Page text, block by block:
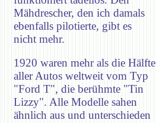
Mähdrescher, den ich damals
ebenfalls pilotierte, gibt es
nicht mehr.
1920 waren mehr als die Hälfte
aller Autos weltweit vom Typ
"Ford T", die berühmte "Tin
Lizzy". Alle Modelle sahen
ähnlich aus und unterschieden